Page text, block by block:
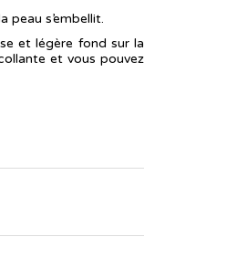
peau s’embellit.
et légère fond sur la
et vous pouvez